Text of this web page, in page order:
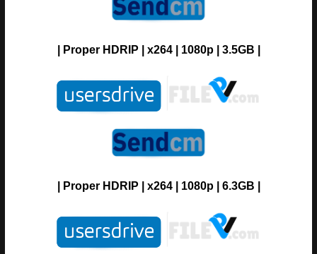
Proper H DRIP | x264 | 1080p | 3.5GB |
Proper H DRIP | x264 | 1080p | 6.3GB |